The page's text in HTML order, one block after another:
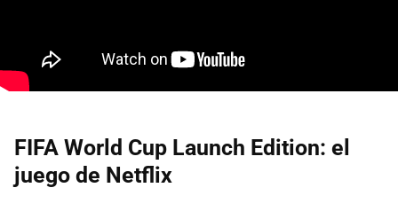
FIFA World Cup Launch Edition: el
juego de Netflix